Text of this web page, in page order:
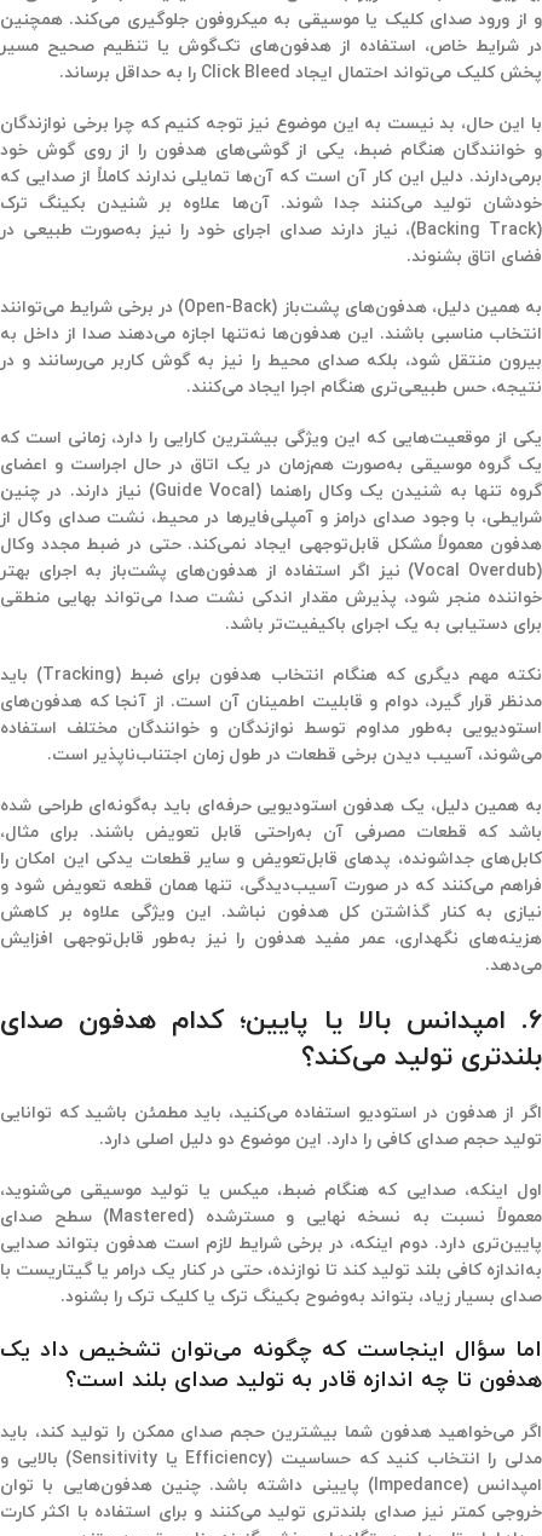
و از ورود صدای کلیک یا موسیقی به میکروفون جلوگیری می‌کند. همچنین
در شرایط خاص، استفاده از هدفون‌های تک‌گوش یا تنظیم صحیح مسیر
پخش کلیک می‌تواند احتمال ایجاد Click Bleed را به حداقل برساند.
با این حال، بد نیست به این موضوع نیز توجه کنیم که چرا برخی نوازندگان
و خوانندگان هنگام ضبط، یکی از گوشی‌های هدفون را از روی گوش خود
برمی‌دارند. دلیل این کار آن است که آن‌ها تمایلی ندارند کاملاً از صدایی که
خودشان تولید می‌کنند جدا شوند. آن‌ها علاوه بر شنیدن بکینگ ترک
(Backing Track)، نیاز دارند صدای اجرای خود را نیز به‌صورت طبیعی در
فضای اتاق بشنوند.
به همین دلیل، هدفون‌های پشت‌باز (Open-Back) در برخی شرایط می‌توانند
انتخاب مناسبی باشند. این هدفون‌ها نه‌تنها اجازه می‌دهند صدا از داخل به
بیرون منتقل شود، بلکه صدای محیط را نیز به گوش کاربر می‌رسانند و در
نتیجه، حس طبیعی‌تری هنگام اجرا ایجاد می‌کنند.
یکی از موقعیت‌هایی که این ویژگی بیشترین کارایی را دارد، زمانی است که
یک گروه موسیقی به‌صورت هم‌زمان در یک اتاق در حال اجراست و اعضای
گروه تنها به شنیدن یک وکال راهنما (Guide Vocal) نیاز دارند. در چنین
شرایطی، با وجود صدای درامز و آمپلی‌فایرها در محیط، نشت صدای وکال از
هدفون معمولاً مشکل قابل‌توجهی ایجاد نمی‌کند. حتی در ضبط مجدد وکال
(Vocal Overdub) نیز اگر استفاده از هدفون‌های پشت‌باز به اجرای بهتر
خواننده منجر شود، پذیرش مقدار اندکی نشت صدا می‌تواند بهایی منطقی
برای دستیابی به یک اجرای باکیفیت‌تر باشد.
نکته مهم دیگری که هنگام انتخاب هدفون برای ضبط (Tracking) باید
مدنظر قرار گیرد، دوام و قابلیت اطمینان آن است. از آنجا که هدفون‌های
استودیویی به‌طور مداوم توسط نوازندگان و خوانندگان مختلف استفاده
می‌شوند، آسیب دیدن برخی قطعات در طول زمان اجتناب‌ناپذیر است.
به همین دلیل، یک هدفون استودیویی حرفه‌ای باید به‌گونه‌ای طراحی شده
باشد که قطعات مصرفی آن به‌راحتی قابل تعویض باشند. برای مثال،
کابل‌های جداشونده، پدهای قابل‌تعویض و سایر قطعات یدکی این امکان را
فراهم می‌کنند که در صورت آسیب‌دیدگی، تنها همان قطعه تعویض شود و
نیازی به کنار گذاشتن کل هدفون نباشد. این ویژگی علاوه بر کاهش
هزینه‌های نگهداری، عمر مفید هدفون را نیز به‌طور قابل‌توجهی افزایش
می‌دهد.
۶. امپدانس بالا یا پایین؛ کدام هدفون صدای
بلندتری تولید می‌کند؟
اگر از هدفون در استودیو استفاده می‌کنید، باید مطمئن باشید که توانایی
تولید حجم صدای کافی را دارد. این موضوع دو دلیل اصلی دارد.
اول اینکه، صدایی که هنگام ضبط، میکس یا تولید موسیقی می‌شنوید،
معمولاً نسبت به نسخه نهایی و مسترشده (Mastered) سطح صدای
پایین‌تری دارد. دوم اینکه، در برخی شرایط لازم است هدفون بتواند صدایی
به‌اندازه کافی بلند تولید کند تا نوازنده، حتی در کنار یک درامر یا گیتاریست با
صدای بسیار زیاد، بتواند به‌وضوح بکینگ ترک یا کلیک ترک را بشنود.
اما سؤال اینجاست که چگونه می‌توان تشخیص داد یک
هدفون تا چه اندازه قادر به تولید صدای بلند است؟
اگر می‌خواهید هدفون شما بیشترین حجم صدای ممکن را تولید کند، باید
مدلی را انتخاب کنید که حساسیت (Efficiency یا Sensitivity) بالایی و
امپدانس (Impedance) پایینی داشته باشد. چنین هدفون‌هایی با توان
خروجی کمتر نیز صدای بلندتری تولید می‌کنند و برای استفاده با اکثر کارت‌